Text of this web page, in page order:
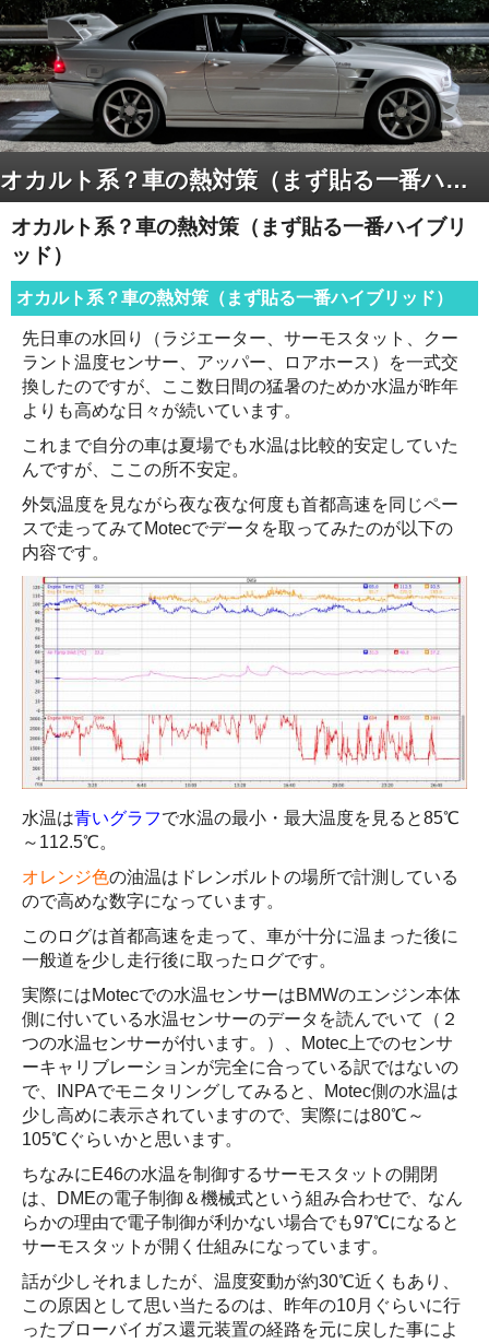
オカルト系？車の熱対策（まず貼る一番ハイブリッド）
オカルト系？車の熱対策（まず貼る一番ハイブリ
ッド）
オカルト系？車の熱対策（まず貼る一番ハイブリッド）
先日車の水回り（ラジエーター、サーモスタット、クー
ラント温度センサー、アッパー、ロアホース）を一式交
換したのですが、ここ数日間の猛暑のためか水温が昨年
よりも高めな日々が続いています。
これまで自分の車は夏場でも水温は比較的安定していた
んですが、ここの所不安定。
外気温度を見ながら夜な夜な何度も首都高速を同じペー
スで走ってみてMotecでデータを取ってみたのが以下の
内容です。
水温は青いグラフで水温の最小・最大温度を見ると85℃
～112.5℃。
オレンジ色の油温はドレンボルトの場所で計測している
ので高めな数字になっています。
このログは首都高速を走って、車が十分に温まった後に
一般道を少し走行後に取ったログです。
実際にはMotecでの水温センサーはBMWのエンジン本体
側に付いている水温センサーのデータを読んでいて（２
つの水温センサーが付います。）、Motec上でのセンサ
ーキャリブレーションが完全に合っている訳ではないの
で、INPAでモニタリングしてみると、Motec側の水温は
少し高めに表示されていますので、実際には80℃～
105℃ぐらいかと思います。
ちなみにE46の水温を制御するサーモスタットの開閉
は、DMEの電子制御＆機械式という組み合わせで、なん
らかの理由で電子制御が利かない場合でも97℃になると
サーモスタットが開く仕組みになっています。
話が少しそれましたが、温度変動が約30℃近くもあり、
この原因として思い当たるのは、昨年の10月ぐらいに行
ったブローバイガス還元装置の経路を元に戻した事によ